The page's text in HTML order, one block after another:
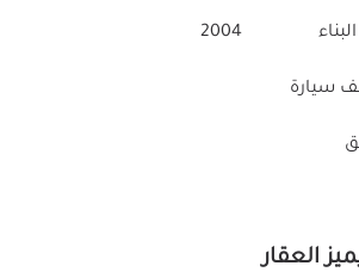
2004
سيارة
العقار